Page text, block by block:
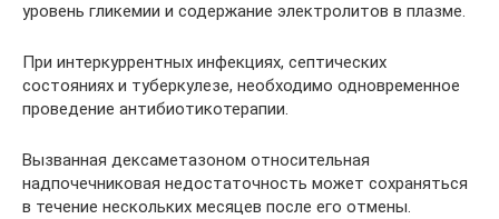
уровень гликемии и содержание электролитов в плазме.
При интеркуррентных инфекциях, септических
состояниях и туберкулезе, необходимо одновременное
проведение антибиотикотерапии.
Вызванная дексаметазоном относительная
надпочечниковая недостаточность может сохраняться
в течение нескольких месяцев после его отмены.